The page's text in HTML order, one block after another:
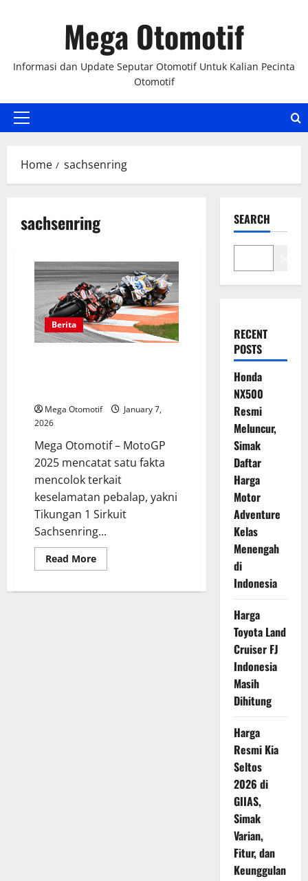
Mega Otomotif
Informasi dan Update Seputar Otomotif Untuk Kalian Pecinta
Otomotif
Primary
Home sachsenring
sachsenring
Berita
Mega Otomotif
January 7,
2026
Mega Otomotif – MotoGP
2025 mencatat satu fakta
mencolok terkait
keselamatan pebalap, yakni
Tikungan 1 Sirkuit
Sachsenring...
Read MoreRead
more
Paling
SEARCH
RECENT
POSTS
Honda
NX500
Resmi
Meluncur,
Simak
Daftar
Harga
Motor
Adventure
Kelas
Menengah
di
Indonesia
Harga
Toyota Land
Cruiser FJ
Indonesia
Masih
Dihitung
Harga
Resmi Kia
Seltos
2026 di
GIIAS,
Simak
Varian,
Fitur, dan
Keunggulan